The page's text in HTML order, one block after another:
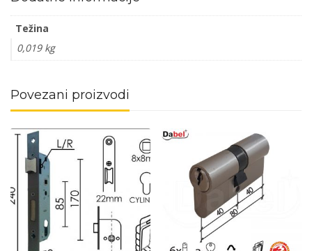
Težina
0,019 kg
Povezani proizvodi